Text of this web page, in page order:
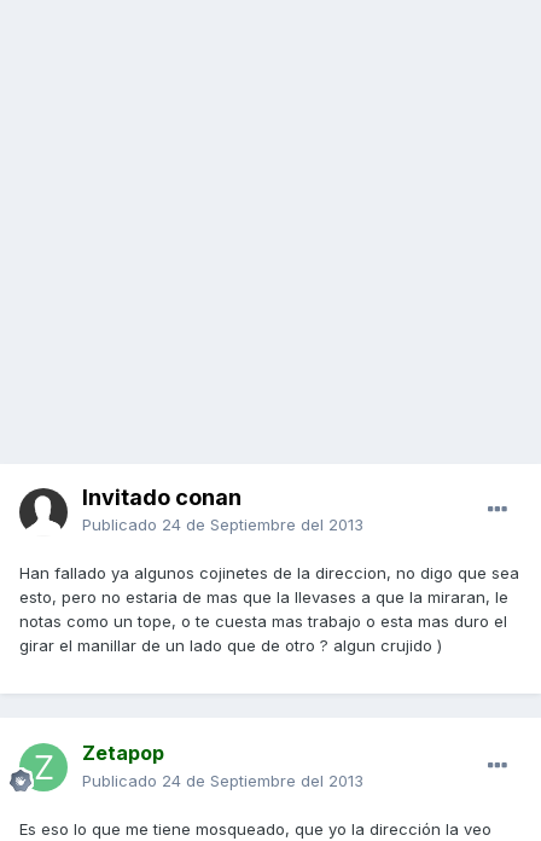
Invitado conan
Publicado 24 de Septiembre del 2013
Han fallado ya algunos cojinetes de la direccion, no digo que sea
esto, pero no estaria de mas que la llevases a que la miraran, le
notas como un tope, o te cuesta mas trabajo o esta mas duro el
girar el manillar de un lado que de otro ? algun crujido )
Zetapop
Publicado 24 de Septiembre del 2013
Es eso lo que me tiene mosqueado, que yo la dirección la veo